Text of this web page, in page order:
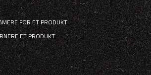
FOR ET PRODUKT
ET PRODUKT